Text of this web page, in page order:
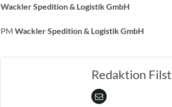
Wackler Spedition & Logistik GmbH
PM Wackler Spedition & Logistik GmbH
Redaktion